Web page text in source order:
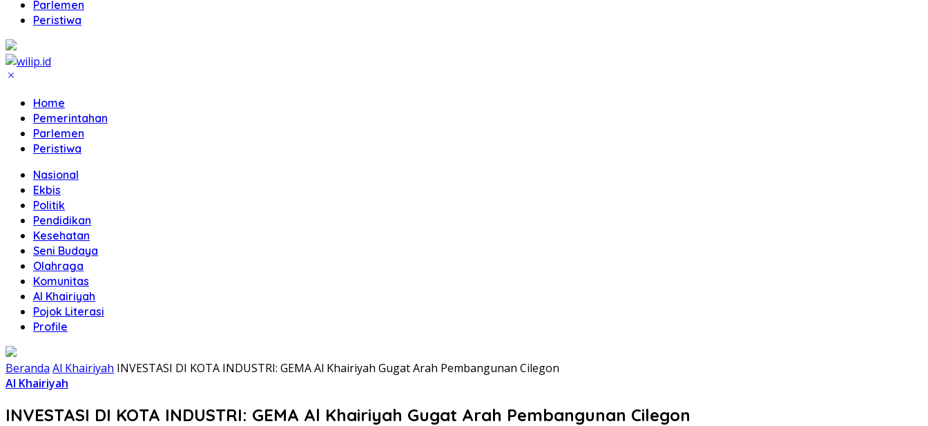
Parlemen
Peristiwa
Home
Pemerintahan
Parlemen
Peristiwa
Nasional
Ekbis
Politik
Pendidikan
Kesehatan
Seni Budaya
Olahraga
Komunitas
Al Khairiyah
Pojok Literasi
Profile
Beranda Al Khairiyah INVESTASI DI KOTA INDUSTRI: GEMA Al Khairiyah Gugat Arah Pembangunan Cilegon
Al Khairiyah
INVESTASI DI KOTA INDUSTRI: GEMA Al Khairiyah Gugat Arah Pembangunan Cilegon